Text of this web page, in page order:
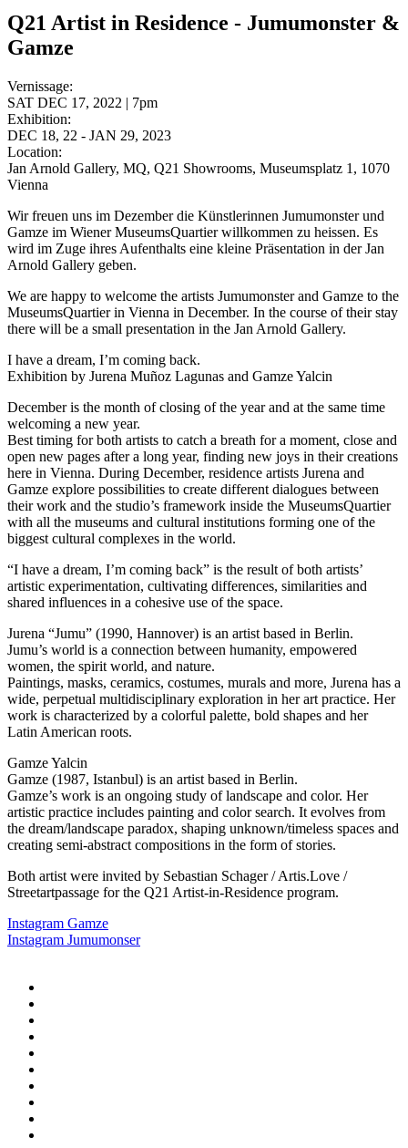
Q21 Artist in Residence - Jumumonster &
Gamze
Vernissage:
SAT DEC 17, 2022 | 7pm
Exhibition:
DEC 18, 22 - JAN 29, 2023
Location:
Jan Arnold Gallery, MQ, Q21 Showrooms, Museumsplatz 1, 1070
Vienna
Wir freuen uns im Dezember die Künstlerinnen Jumumonster und
Gamze im Wiener MuseumsQuartier willkommen zu heissen. Es
wird im Zuge ihres Aufenthalts eine kleine Präsentation in der Jan
Arnold Gallery geben.
We are happy to welcome the artists Jumumonster and Gamze to the
MuseumsQuartier in Vienna in December. In the course of their stay
there will be a small presentation in the Jan Arnold Gallery.
I have a dream, I’m coming back.
Exhibition by Jurena Muñoz Lagunas and Gamze Yalcin
December is the month of closing of the year and at the same time
welcoming a new year.
Best timing for both artists to catch a breath for a moment, close and
open new pages after a long year, finding new joys in their creations
here in Vienna. During December, residence artists Jurena and
Gamze explore possibilities to create different dialogues between
their work and the studio’s framework inside the MuseumsQuartier
with all the museums and cultural institutions forming one of the
biggest cultural complexes in the world.
“I have a dream, I’m coming back” is the result of both artists’
artistic experimentation, cultivating differences, similarities and
shared influences in a cohesive use of the space.
Jurena “Jumu” (1990, Hannover) is an artist based in Berlin.
Jumu’s world is a connection between humanity, empowered
women, the spirit world, and nature.
Paintings, masks, ceramics, costumes, murals and more, Jurena has a
wide, perpetual multidisciplinary exploration in her art practice. Her
work is characterized by a colorful palette, bold shapes and her
Latin American roots.
Gamze Yalcin
Gamze (1987, Istanbul) is an artist based in Berlin.
Gamze’s work is an ongoing study of landscape and color. Her
artistic practice includes painting and color search. It evolves from
the dream/landscape paradox, shaping unknown/timeless spaces and
creating semi-abstract compositions in the form of stories.
Both artist were invited by Sebastian Schager / Artis.Love /
Streetartpassage for the Q21 Artist-in-Residence program.
Instagram Gamze
Instagram Jumumonser